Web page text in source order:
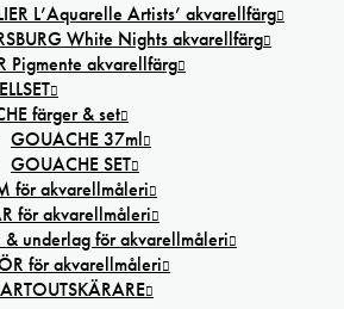
L’Aquarelle Artists’ akvarellfärg
White Nights akvarellfärg
Pigmente akvarellfärg
färger & set
GOUACHE 37ml
GOUACHE SET
för akvarellmåleri
för akvarellmåleri
& underlag för akvarellmåleri
för akvarellmåleri